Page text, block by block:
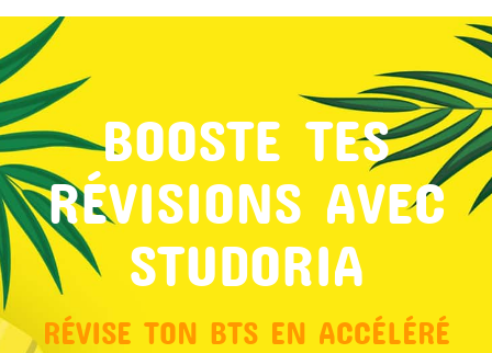
BOOSTE TES
RÉVISIONS AVEC
STUDORIA
RÉVISE TON BTS EN ACCÉLÉRÉ